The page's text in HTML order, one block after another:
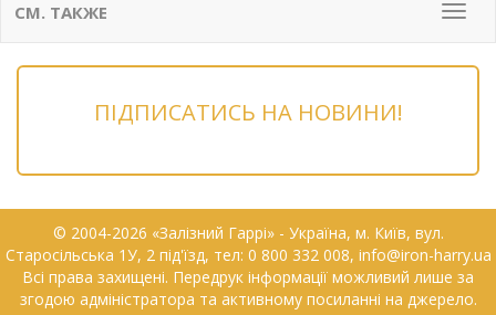
Меню
СМ. ТАКЖЕ
ПІДПИСАТИСЬ НА НОВИНИ!
© 2004-2026 «Залізний Гаррі» - Українa, м. Київ, вул.
Старосільська 1У, 2 під'їзд, тел: 0 800 332 008, info@iron-harry.ua
Всі права захищені. Передрук інформації можливий лише за
згодою адміністратора та активному посиланні на джерело.